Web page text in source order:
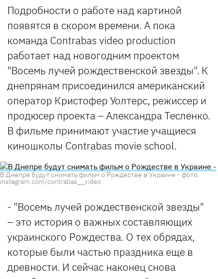
Подробности о работе над картиной
появятся в скором времени. А пока
команда Contrabas video production
работает над новогодним проектом
"Восемь лучей рождественской звезды". К
днепрянам присоединился американский
оператор Кристофер Уолтерс, режиссер и
продюсер проекта – Александра Тесленко.
В фильме принимают участие учащиеся
киношколы Contrabas movie school.
В Днепре будут снимать фильм о Рождестве в Украине - фото:
instagram.com/contrabas__video
- "Восемь лучей рождественской звезды"
– это история о важных составляющих
украинского Рождества. О тех обрядах,
которые были частью праздника еще в
древности. И сейчас наконец снова